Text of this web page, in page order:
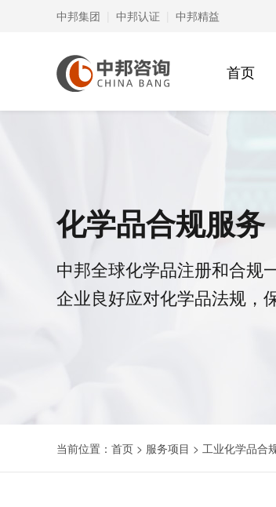
中邦集团 中邦认证 中邦精益
首页
化学品合规服务
中邦全球化学品注册和合规
企业良好应对化学品法规，
当前位置： 首页 > 服务项目 > 工业化学品合